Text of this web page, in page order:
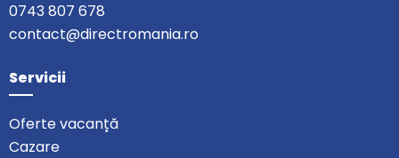
0743 807 678
contact@directromania.ro
Servicii
Oferte vacanță
Cazare